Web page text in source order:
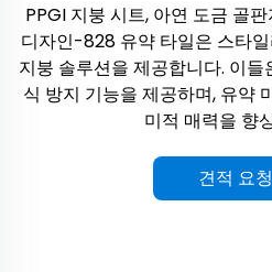
PPGI 지붕 시트, 아연 도금 골
디자인-828 유약 타일은 스타
지붕 솔루션을 제공합니다. 이
식 방지 기능을 제공하며, 유약
미적 매력을 향
견적 요청